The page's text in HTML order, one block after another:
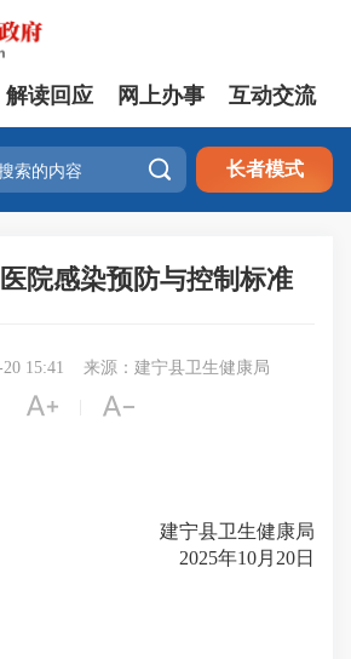
解读回应 网上办事 互动交流
 长者模式
院感染预防与控制标准
15:41 来源：建宁县卫生健康局
 
建宁县卫生健康局
2025年10月20日